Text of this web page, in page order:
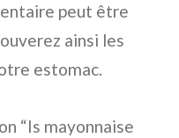
peut être
ainsi les
estomac.
“Is mayonnaise